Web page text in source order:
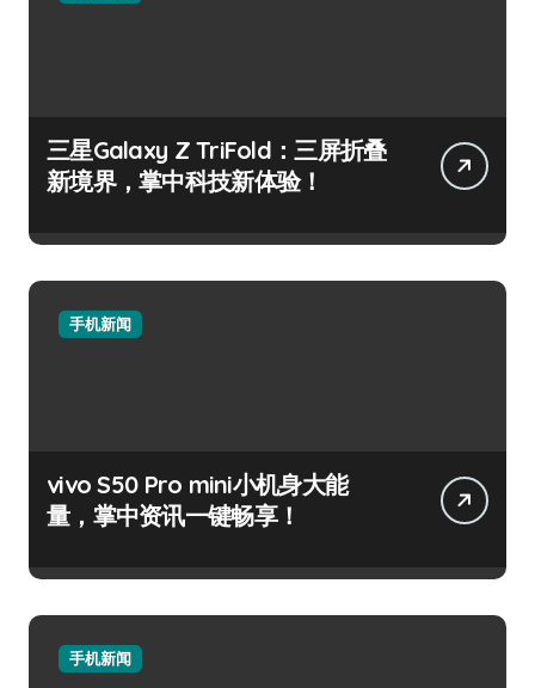
三星Galaxy Z TriFold：三屏折叠
新境界，掌中科技新体验！
手机新闻
vivo S50 Pro mini小机身大能
量，掌中资讯一键畅享！
手机新闻